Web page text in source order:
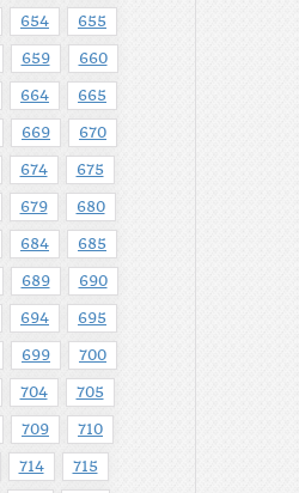
654 655
659 660
664 665
669 670
674 675
679 680
684 685
689 690
694 695
699 700
704 705
709 710
714 715